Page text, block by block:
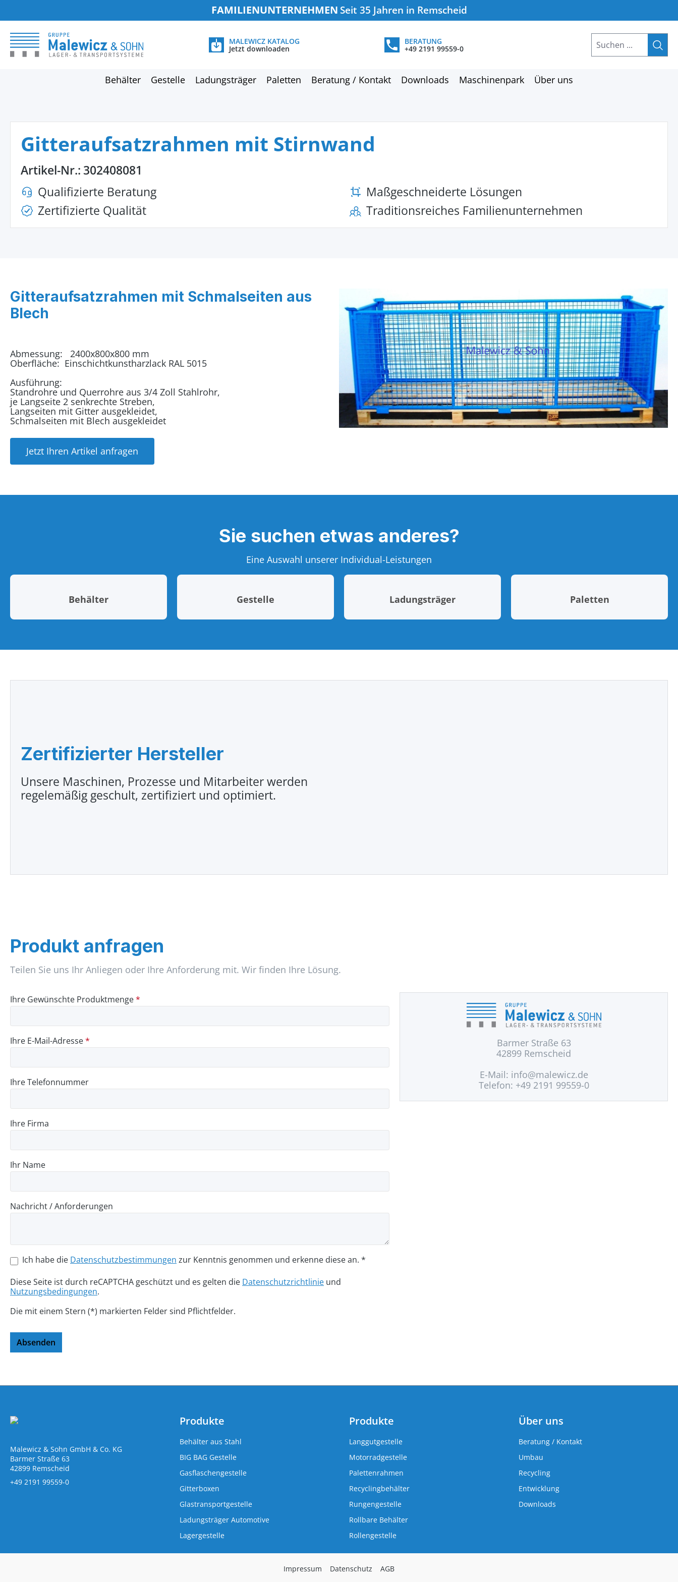
FAMILIENUNTERNEHMEN Seit 35 Jahren in Remscheid
MALEWICZ KATALOG
Jetzt downloaden
BERATUNG
+49 2191 99559-0
Behälter Gestelle Ladungsträger Paletten Beratung / Kontakt Downloads Maschinenpark Über uns
Gitteraufsatzrahmen mit Stirnwand
Artikel-Nr.: 302408081
Qualifizierte Beratung
Zertifizierte Qualität
Maßgeschneiderte Lösungen
Traditionsreiches Familienunternehmen
Gitteraufsatzrahmen mit Schmalseiten aus
Blech
Abmessung: 2400x800x800 mm
Oberfläche: Einschichtkunstharzlack RAL 5015
Ausführung:
Standrohre und Querrohre aus 3/4 Zoll Stahlrohr,
je Langseite 2 senkrechte Streben,
Langseiten mit Gitter ausgekleidet,
Schmalseiten mit Blech ausgekleidet
Jetzt Ihren Artikel anfragen
Sie suchen etwas anderes?
Eine Auswahl unserer Individual-Leistungen
Behälter Gestelle Ladungsträger Paletten
Zertifizierter Hersteller
Unsere Maschinen, Prozesse und Mitarbeiter werden
regelemäßig geschult, zertifiziert und optimiert.
Produkt anfragen
Teilen Sie uns Ihr Anliegen oder Ihre Anforderung mit. Wir finden Ihre Lösung.
Ihre Gewünschte Produktmenge*
Ihre E-Mail-Adresse*
Ihre Telefonnummer
Ihre Firma
Ihr Name
Nachricht / Anforderungen
Ich habe die Datenschutzbestimmungen zur Kenntnis genommen und erkenne diese an. *
Diese Seite ist durch reCAPTCHA geschützt und es gelten die Datenschutzrichtlinie und
Nutzungsbedingungen.
Die mit einem Stern (*) markierten Felder sind Pflichtfelder.
Absenden
Barmer Straße 63
42899 Remscheid
E-Mail: info@malewicz.de
Telefon: +49 2191 99559-0
Malewicz & Sohn GmbH & Co. KG
Barmer Straße 63
42899 Remscheid
+49 2191 99559-0
Produkte
Behälter aus Stahl
BIG BAG Gestelle
Gasflaschengestelle
Gitterboxen
Glastransportgestelle
Ladungsträger Automotive
Lagergestelle
Produkte
Langgutgestelle
Motorradgestelle
Palettenrahmen
Recyclingbehälter
Rungengestelle
Rollbare Behälter
Rollengestelle
Über uns
Beratung / Kontakt
Umbau
Recycling
Entwicklung
Downloads
Impressum Datenschutz AGB